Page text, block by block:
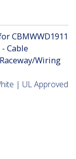
CBMWWD1911
Cable
Wiring
| UL Approved